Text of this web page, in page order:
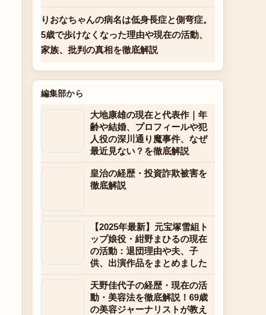
りおなちゃんの病名は低身長症と側弯症。
5歳で歩けなくなった理由や現在の活動、
家族、批判の真相を徹底解説
編集部から
大地康雄の現在と代表作｜年
齢や結婚、プロフィールや犯
人役の深川通り魔事件、なぜ
最近見ない？を徹底解説
皇治の経歴・投資詐欺被害を
徹底解説
【2025年最新】元宝塚雪組ト
ップ娘役・紺野まひるの現在
の活動：退団理由や夫、子
供、出演作品をまとめました
天野佳代子の経歴・現在の活
動・美容法を徹底解説！69歳
の美容ジャーナリストが教え